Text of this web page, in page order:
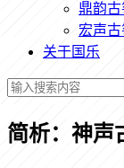
鼎韵古
宏声
关于国乐
简析：神声